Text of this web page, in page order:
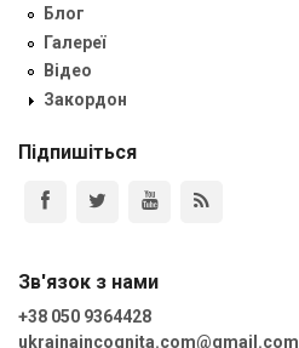
Блог
Галереї
Відео
Закордон
Підпишіться
Зв'язок з нами
+38 050 9364428
ukrainaincognita.com@gmail.com